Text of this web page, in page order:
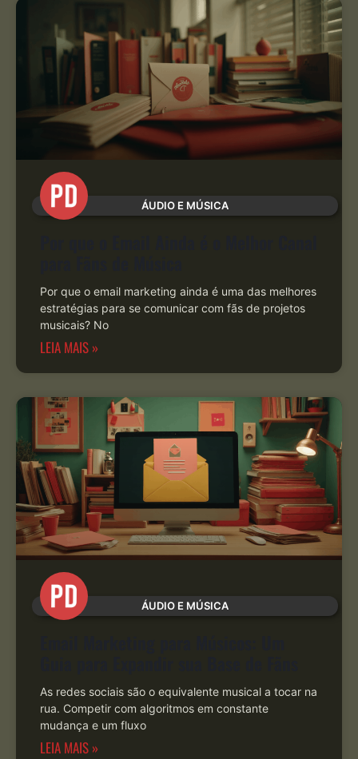
ÁUDIO E MÚSICA
Por que o email marketing ainda é uma das melhores
estratégias para se comunicar com fãs de projetos
musicais? No
LEIA MAIS »
ÁUDIO E MÚSICA
As redes sociais são o equivalente musical a tocar na
rua. Competir com algoritmos em constante
mudança e um fluxo
LEIA MAIS »